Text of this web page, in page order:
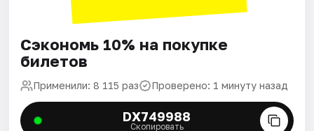
Сэкономь 10% на покупке
билетов
Применили: 8 115 раз Проверено: 1 минуту назад
DX749988
Скопировать